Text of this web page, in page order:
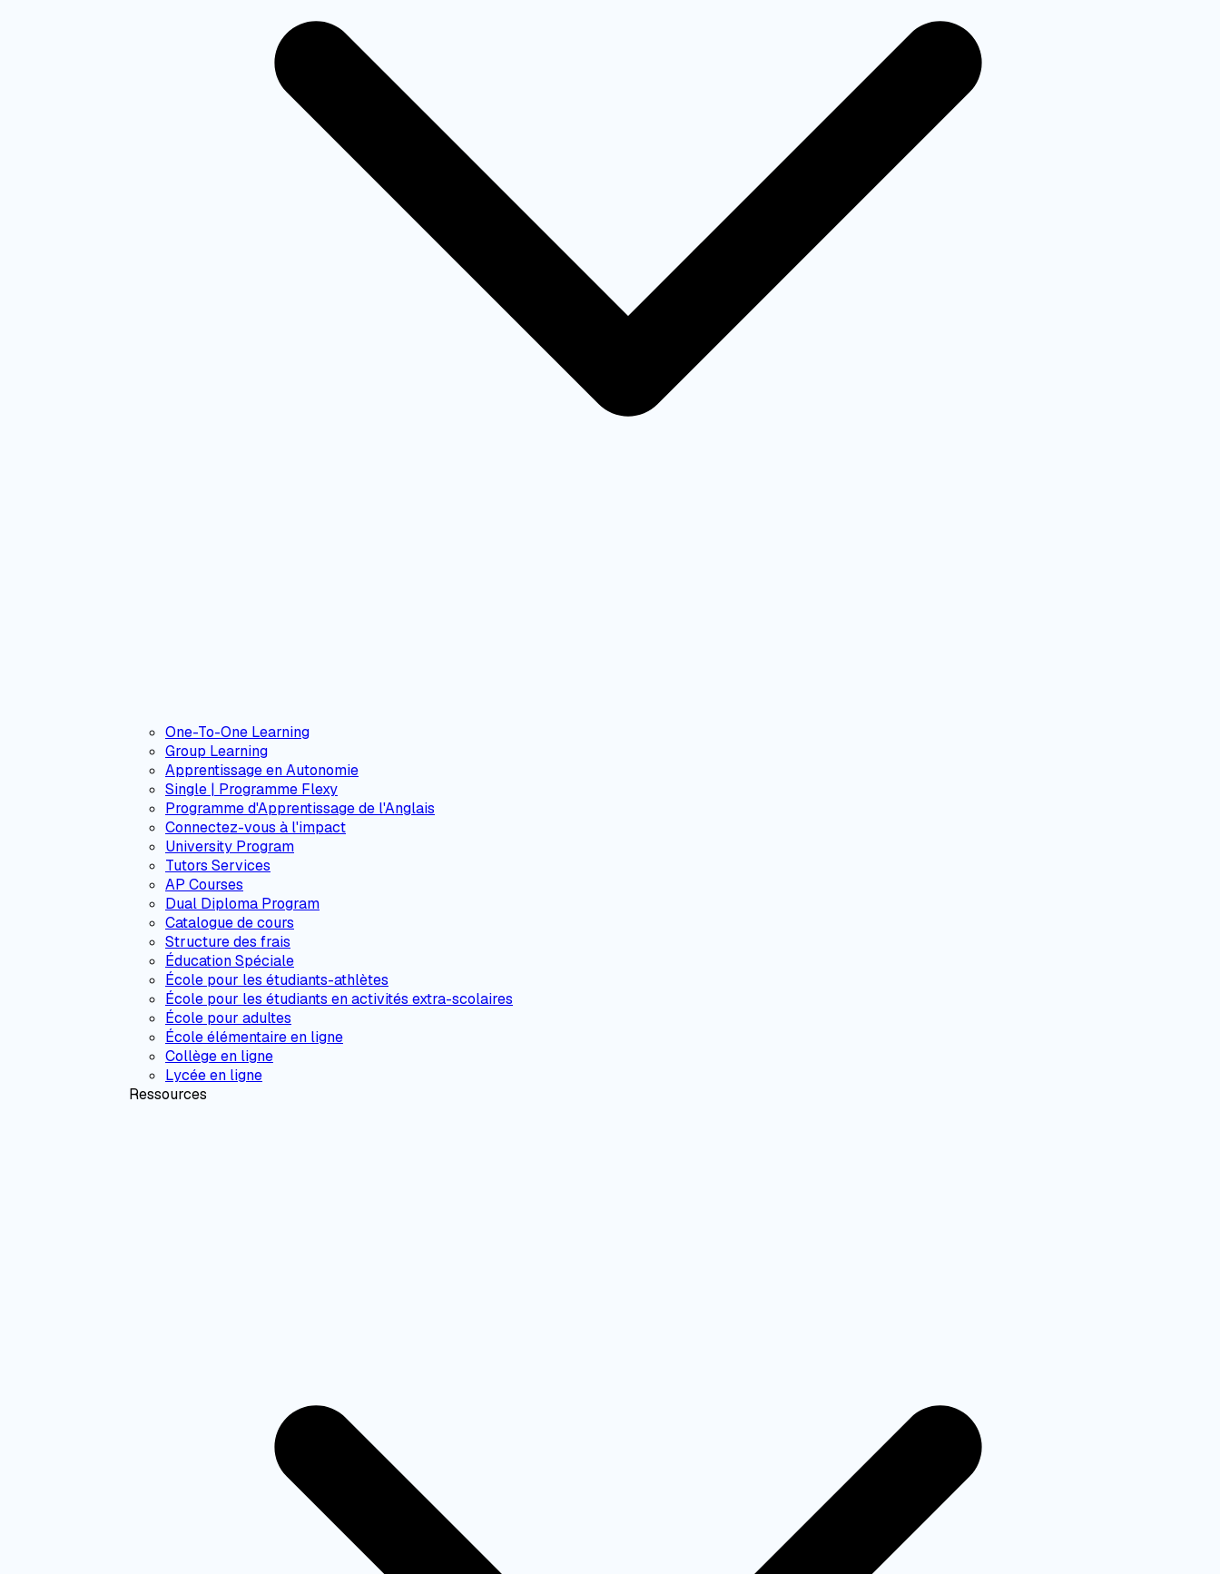
One-To-One Learning
Group Learning
Apprentissage en Autonomie
Single | Programme Flexy
Programme d'Apprentissage de l'Anglais
Connectez-vous à l'impact
University Program
Tutors Services
AP Courses
Dual Diploma Program
Catalogue de cours
Structure des frais
Éducation Spéciale
École pour les étudiants-athlètes
École pour les étudiants en activités extra-scolaires
École pour adultes
École élémentaire en ligne
Collège en ligne
Lycée en ligne
Ressources